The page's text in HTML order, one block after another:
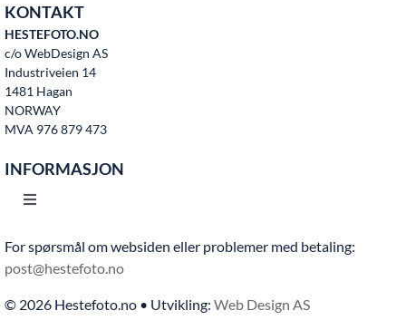
KONTAKT
HESTEFOTO.NO
c/o WebDesign AS
Industriveien 14
1481 Hagan
NORWAY
MVA 976 879 473
INFORMASJON
Toggle
Hjem
Bruksvilkår
For spørsmål om websiden eller problemer med betaling:
post@hestefoto.no
© 2026 Hestefoto.no • Utvikling: Web Design AS